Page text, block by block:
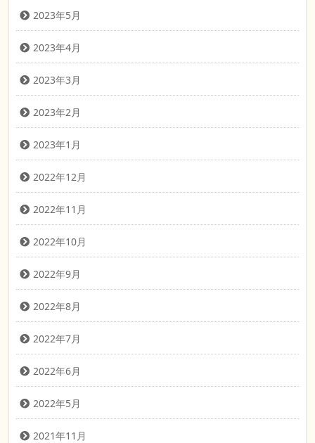
2023年5月
2023年4月
2023年3月
2023年2月
2023年1月
2022年12月
2022年11月
2022年10月
2022年9月
2022年8月
2022年7月
2022年6月
2022年5月
2021年11月